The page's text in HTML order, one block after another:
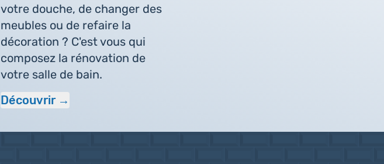
votre douche, de changer des
meubles ou de refaire la
décoration ? C'est vous qui
composez la rénovation de
votre salle de bain.
Découvrir